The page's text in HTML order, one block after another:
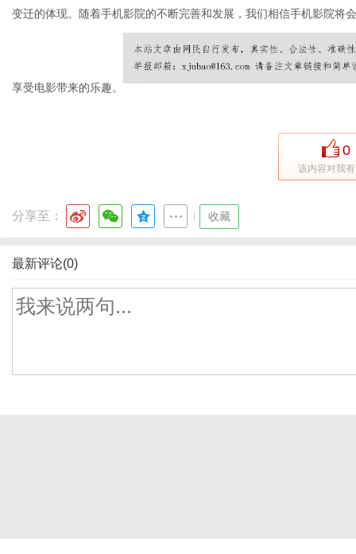
变迁的体现。随着手机影院的不断完善和发展，我们相信手机影院将
享受电影带来的乐趣。
0
该内容对我
分享至： 收藏
最新评论(0)